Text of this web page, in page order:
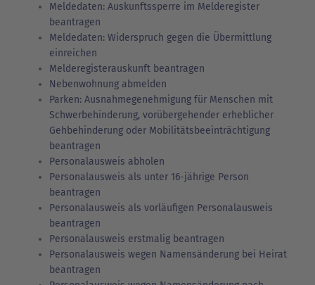
Meldedaten: Auskunftssperre im Melderegister
beantragen
Meldedaten: Widerspruch gegen die Übermittlung
einreichen
Melderegisterauskunft beantragen
Nebenwohnung abmelden
Parken: Ausnahmegenehmigung für Menschen mit
Schwerbehinderung, vorübergehender erheblicher
Gehbehinderung oder Mobilitätsbeeinträchtigung
beantragen
Personalausweis abholen
Personalausweis als unter 16-jährige Person
beantragen
Personalausweis als vorläufigen Personalausweis
beantragen
Personalausweis erstmalig beantragen
Personalausweis wegen Namensänderung bei Heirat
beantragen